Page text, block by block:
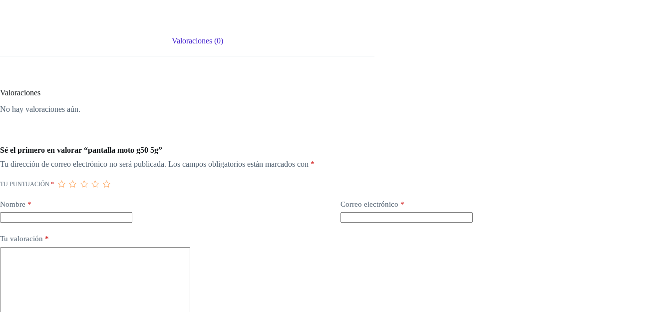
Valoraciones (0)
Valoraciones
No hay valoraciones aún.
Sé el primero en valorar “pantalla moto g50 5g”
Tu dirección de correo electrónico no será publicada. Los campos obligatorios están marcados con *
TU PUNTUACIÓN *
Nombre * Correo electrónico *
Tu valoración *